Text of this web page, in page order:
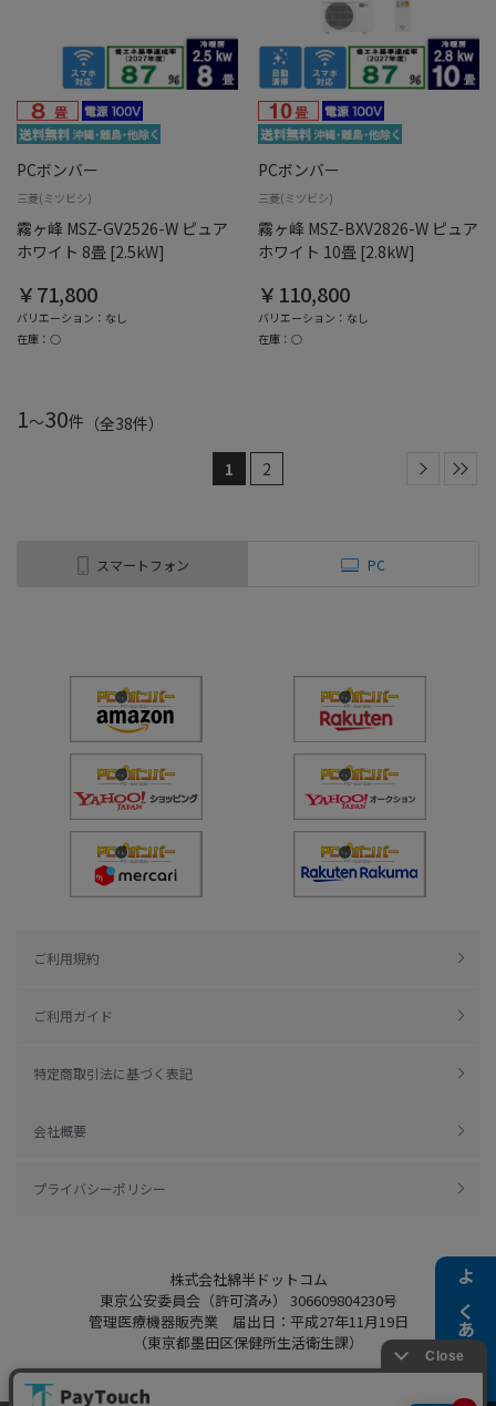
よくある質問
PCボンバー
三菱(ミツビシ)
霧ヶ峰 MSZ-GV2526-W ピュア
ホワイト 8畳 [2.5kW]
￥71,800
バリエーション：なし
在庫：○
PCボンバー
三菱(ミツビシ)
霧ヶ峰 MSZ-BXV2826-W ピュア
ホワイト 10畳 [2.8kW]
￥110,800
バリエーション：なし
在庫：○
1～30件 （全38件）
1 2
スマートフォン PC
ご利用規約
ご利用ガイド
特定商取引法に基づく表記
会社概要
プライバシーポリシー
株式会社綿半ドットコム
東京公安委員会（許可済み） 306609804230号
管理医療機器販売業 届出日：平成27年11月19日
（東京都墨田区保健所生活衛生課）